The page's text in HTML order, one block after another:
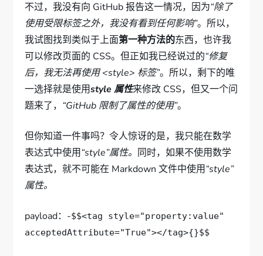
不过，我没有向 GitHub 报告这一情况，因为“除了
使用受限标签之外，我没有看到任何影响”。所以，
我试图找到类似于上面第一种方法的东西，也许我
可以修改页面的 CSS。但正如我已经说过的“修复
后，我无法再使用 <style> 标签”。所以，剩下的唯
一选择就是使用style 属性来修改 CSS，但又一个问
题来了， “GitHub 限制了属性的使用”。
但你知道一件事吗？令人惊讶的是，我只能在数学
表达式中使用“style”属性。 同时，如果不使用数学
表达式，就不可能在 Markdown 文件中使用“style”
属性。
payload：-$$<tag style="property:value"
acceptedAttribute="True"></tag>{}$$